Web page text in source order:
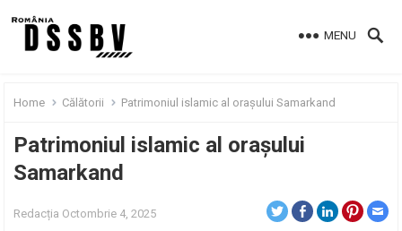
MENU
Home Călătorii Patrimoniul islamic al orașului Samarkand
Patrimoniul islamic al orașului
Samarkand
Redacția Octombrie 4, 2025